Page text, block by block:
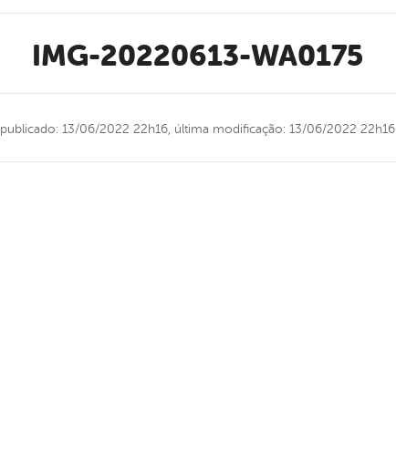
IMG-20220613-WA0175
publicado: 13/06/2022 22h16, última modificação: 13/06/2022 22h16